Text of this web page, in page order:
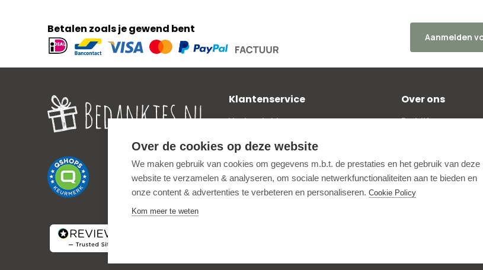
Betalen zoals je gewend bent
Geaccepteerde
betaalmethoden
Aanmelden
Klantenservice
Veelgestelde vragen
Zakelijk bestellen
Privacy policy
Uitleg ontwerptool
Algemene voorwaarden
Over ons
Bedrijfsgegevens
Contactpagina
Aanmelden
Online
Over de cookies op deze website
We maken gebruik van cookies om gegevens m.b.t. de prestaties en het gebruik van deze
website te verzamelen & analyseren, om sociale netwerkfunctionaliteiten aan te bieden en
onze content & advertenties te verbeteren en personaliseren. Cookie Policy
Kom meer te weten